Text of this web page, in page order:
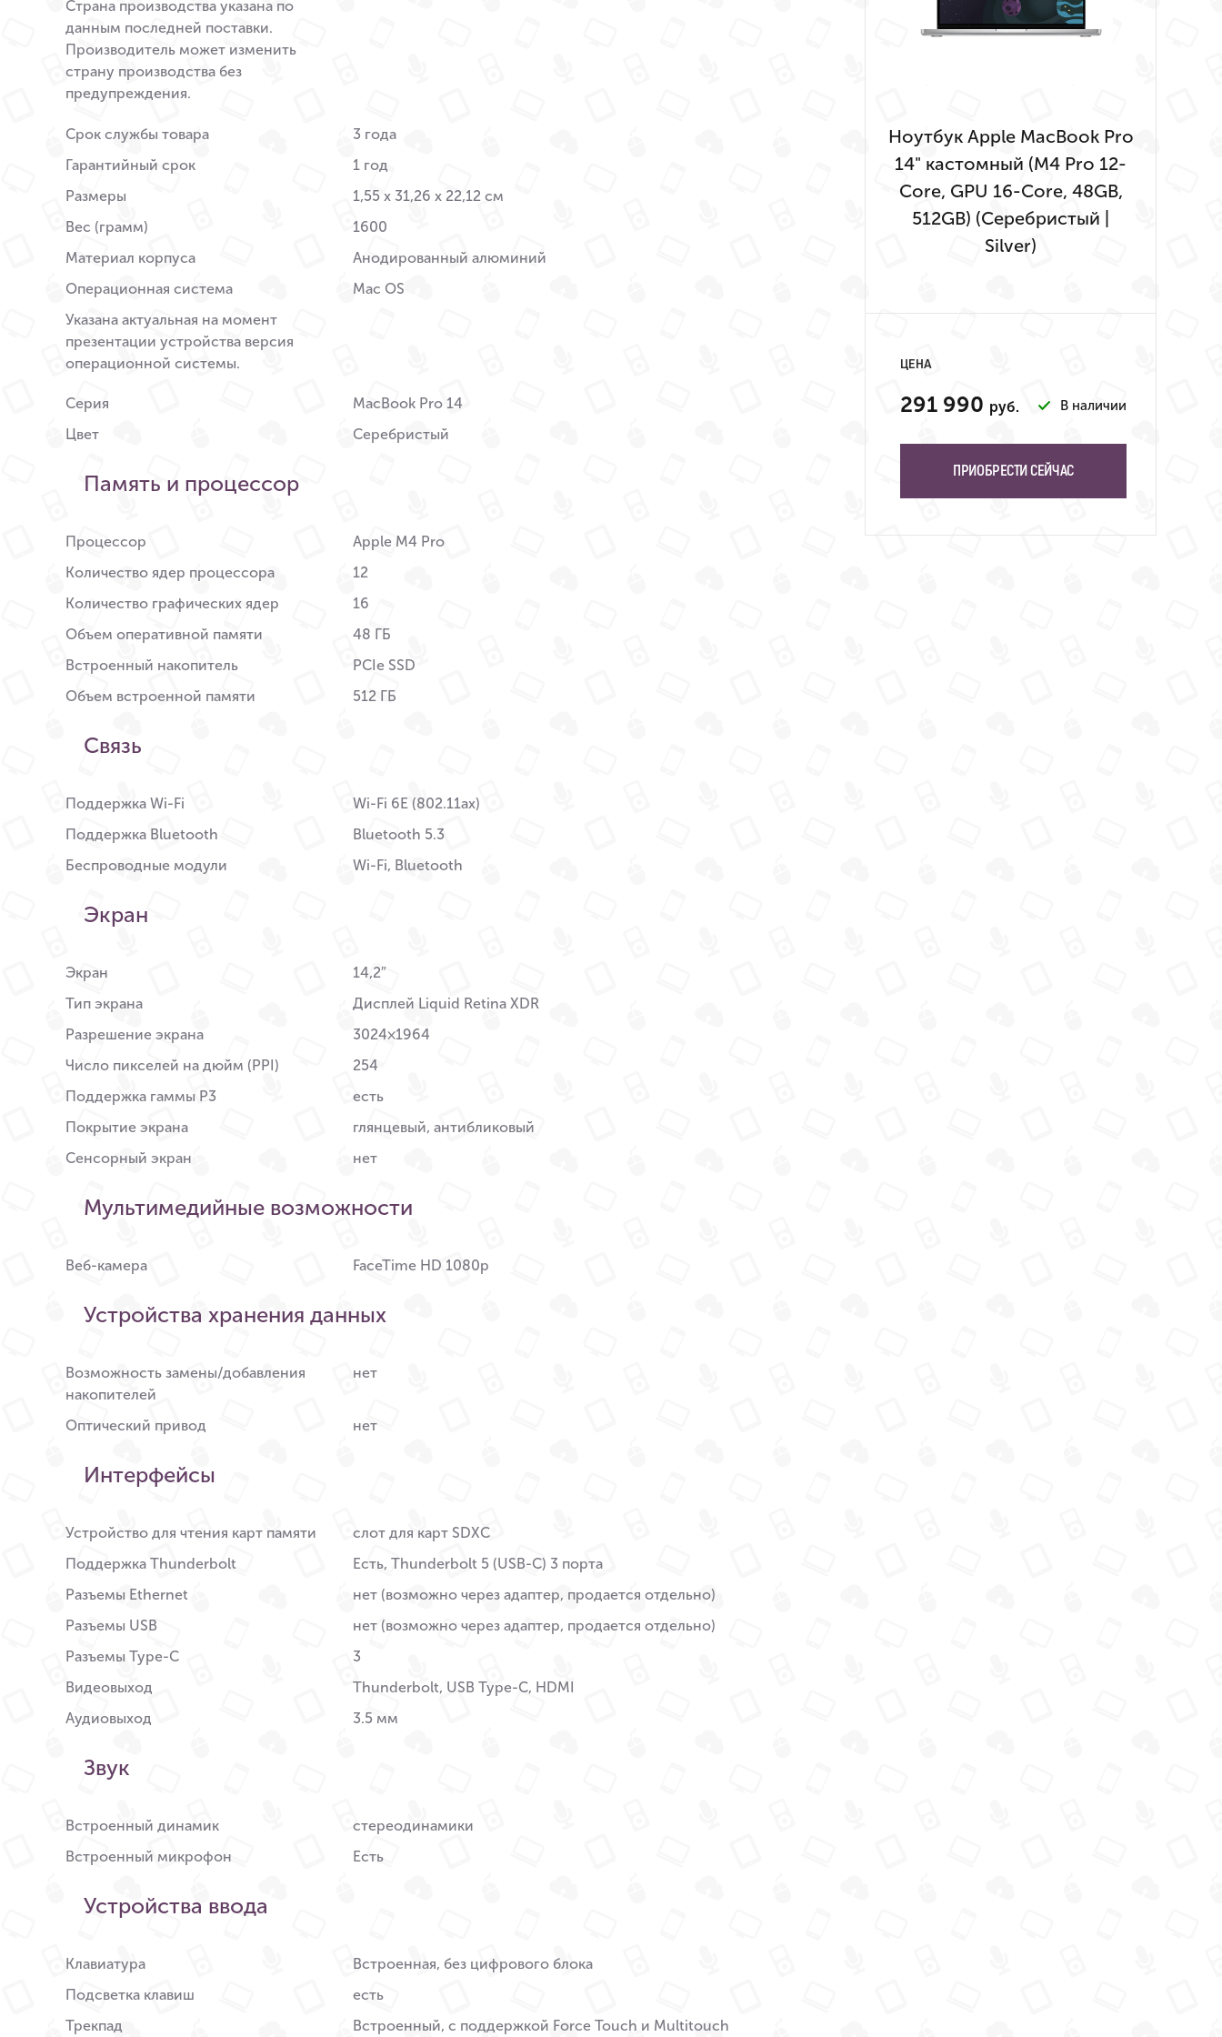
Страна производства указана по
данным последней поставки.
Производитель может изменить
страну производства без
предупреждения.
Срок службы товара
3 года
Гарантийный срок
1 год
Размеры
1,55 x 31,26 x 22,12 см
Вес (грамм)
1600
Материал корпуса
Анодированный алюминий
Операционная система
Указана актуальная на момент
презентации устройства версия
операционной системы.
Mac OS
Серия
MacBook Pro 14
Цвет
Серебристый
Память и процессор
Процессор
Apple M4 Pro
Количество ядер процессора
12
Количество графических ядер
16
Объем оперативной памяти
48 ГБ
Встроенный накопитель
PCIe SSD
Объем встроенной памяти
512 ГБ
Связь
Поддержка Wi-Fi
Wi-Fi 6E (802.11ax)
Поддержка Bluetooth
Bluetooth 5.3
Беспроводные модули
Wi-Fi, Bluetooth
Экран
Экран
14,2″
Тип экрана
Дисплей Liquid Retina XDR
Разрешение экрана
3024×1964
Число пикселей на дюйм (PPI)
254
Поддержка гаммы P3
есть
Покрытие экрана
глянцевый, антибликовый
Сенсорный экран
нет
Мультимедийные возможности
Веб-камера FaceTime HD 1080p
Устройства хранения данных
Возможность замены/добавления
накопителей
нет
Оптический привод нет
Интерфейсы
Устройство для чтения карт памяти
слот для карт SDXC
Поддержка Thunderbolt
Есть, Thunderbolt 5 (USB-C) 3 порта
Разъемы Ethernet
нет (возможно через адаптер, продается отдельно)
Разъемы USB
нет (возможно через адаптер, продается отдельно)
Разъемы Type-C
3
Видеовыход
Thunderbolt, USB Type-С, HDMI
Аудиовыход
3.5 мм
Звук
Встроенный динамик
стереодинамики
Встроенный микрофон
Есть
Устройства ввода
Клавиатура
Встроенная, без цифрового блока
Подсветка клавиш
есть
Трекпад
Встроенный, с поддержкой Force Touch и Multitouch
Ноутбук Apple MacBook Pro
14" кастомный (M4 Pro 12-
Core, GPU 16-Core, 48GB,
512GB) (Серебристый |
Silver)
ЦЕНА
291 990 руб. В наличии
ПРИОБРЕСТИ СЕЙЧАС